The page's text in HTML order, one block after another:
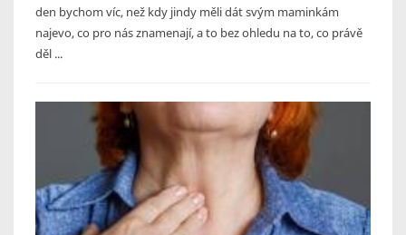
den bychom víc, než kdy jindy měli dát svým maminkám
najevo, co pro nás znamenají, a to bez ohledu na to, co právě
děl ...